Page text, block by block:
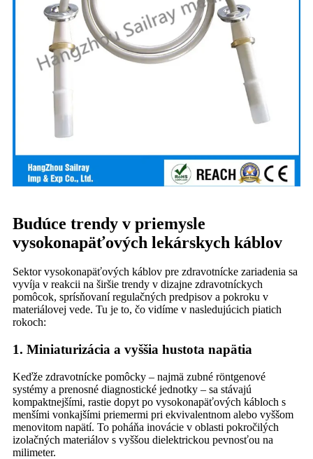
Budúce trendy v priemysle
vysokonapäťových lekárskych káblov
Sektor vysokonapäťových káblov pre zdravotnícke zariadenia sa
vyvíja v reakcii na širšie trendy v dizajne zdravotníckych
pomôcok, sprísňovaní regulačných predpisov a pokroku v
materiálovej vede. Tu je to, čo vidíme v nasledujúcich piatich
rokoch:
1. Miniaturizácia a vyššia hustota napätia
Keďže zdravotnícke pomôcky – najmä zubné röntgenové
systémy a prenosné diagnostické jednotky – sa stávajú
kompaktnejšími, rastie dopyt po vysokonapäťových kábloch s
menšími vonkajšími priemermi pri ekvivalentnom alebo vyššom
menovitom napätí. To poháňa inovácie v oblasti pokročilých
izolačných materiálov s vyššou dielektrickou pevnosťou na
milimeter.